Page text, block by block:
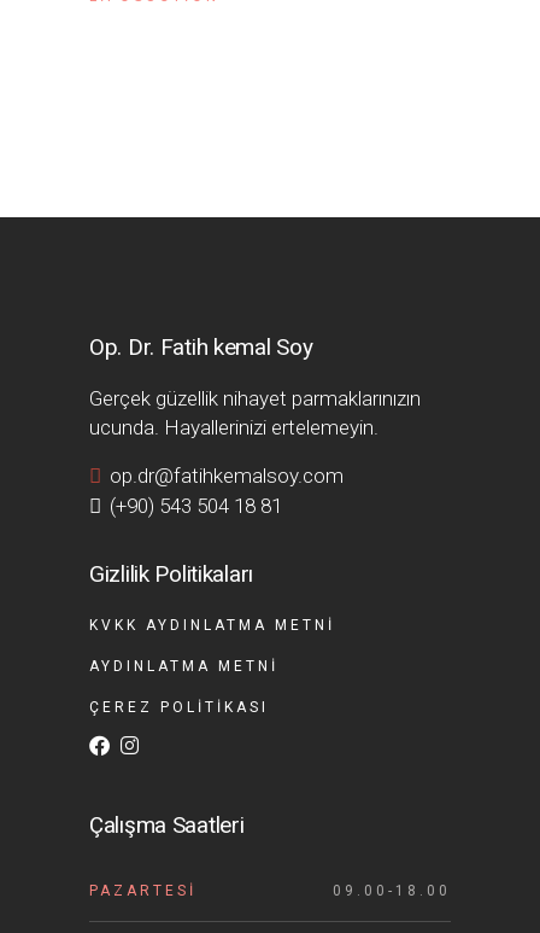
Op. Dr. Fatih kemal Soy
Gerçek güzellik nihayet parmaklarınızın
ucunda. Hayallerinizi ertelemeyin.
op.dr@fatihkemalsoy.com
(+90) 543 504 18 81
Gizlilik Politikaları
KVKK AYDINLATMA METNI
AYDINLATMA METNI
ÇEREZ POLITIKASI
Çalışma Saatleri
PAZARTESI 09.00-18.00